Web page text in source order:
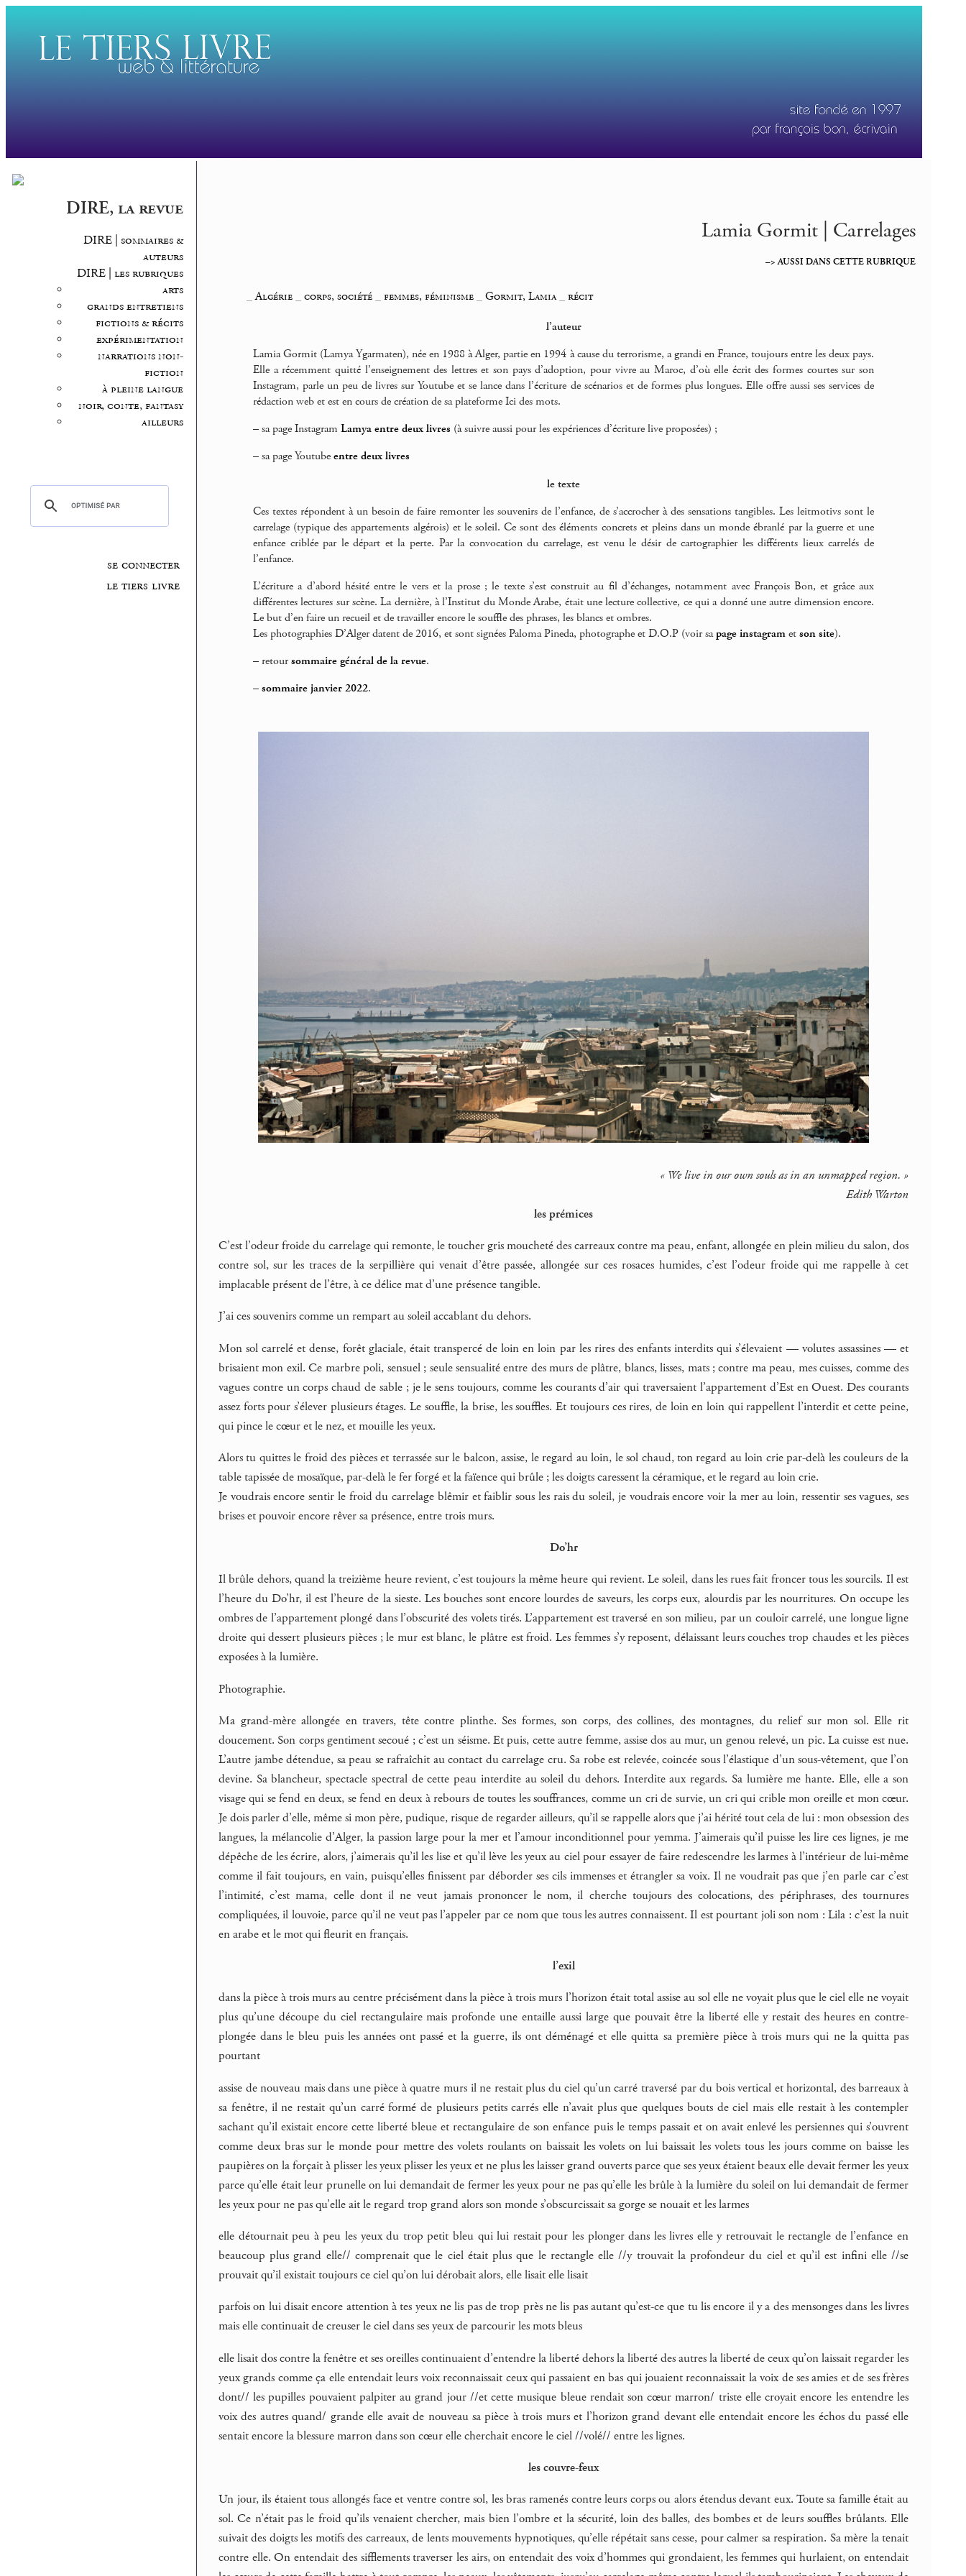
DIRE, la revue
DIRE | sommaires &
auteurs
DIRE | les rubriques
arts
grands entretiens
fictions & récits
expérimentation
narrations non-
fiction
à pleine langue
noir, conte, fantasy
ailleurs
se connecter
le tiers livre
Lamia Gormit | Carrelages
–> AUSSI DANS CETTE RUBRIQUE
_Algérie _corps, société _femmes, féminisme _Gormit, Lamia_récit
l’auteur
Lamia Gormit (Lamya Ygarmaten), née en 1988 à Alger, partie en 1994 à cause du terrorisme, a grandi en France, toujours entre les deux pays.
Elle a récemment quitté l’enseignement des lettres et son pays d’adoption, pour vivre au Maroc, d’où elle écrit des formes courtes sur son
Instagram, parle un peu de livres sur Youtube et se lance dans l’écriture de scénarios et de formes plus longues. Elle offre aussi ses services de
rédaction web et est en cours de création de sa plateforme Ici des mots.
–sa page Instagram Lamya entre deux livres (à suivre aussi pour les expériences d’écriture live proposées) ;
–sa page Youtubeentre deux livres
le texte
Ces textes répondent à un besoin de faire remonter les souvenirs de l’enfance, de s’accrocher à des sensations tangibles. Les leitmotivs sont le
carrelage (typique des appartements algérois) et le soleil. Ce sont des éléments concrets et pleins dans un monde ébranlé par la guerre et une
enfance criblée par le départ et la perte. Par la convocation du carrelage, est venu le désir de cartographier les différents lieux carrelés de
l’enfance.
L’écriture a d’abord hésité entre le vers et la prose ; le texte s’est construit au fil d’échanges, notamment avec François Bon, et grâce aux
différentes lectures sur scène. La dernière, à l’Institut du Monde Arabe, était une lecture collective, ce qui a donné une autre dimension encore.
Le but d’en faire un recueil et de travailler encore le souffle des phrases, les blancs et ombres.
Les photographies D’Alger datent de 2016, et sont signées Paloma Pineda, photographe et D.O.P (voir sapage instagrametson site).
–retoursommaire général de la revue.
–sommaire janvier 2022.
« We live in our own souls as in an unmapped region. »
Edith Warton
les prémices
C’est l’odeur froide du carrelage qui remonte, le toucher gris moucheté des carreaux contre ma peau, enfant, allongée en plein milieu du salon, dos
contre sol, sur les traces de la serpillière qui venait d’être passée, allongée sur ces rosaces humides, c’est l’odeur froide qui me rappelle à cet
implacable présent de l’être, à ce délice mat d’une présence tangible.
J’ai ces souvenirs comme un rempart au soleil accablant du dehors.
Mon sol carrelé et dense, forêt glaciale, était transpercé de loin en loin par les rires des enfants interdits qui s’élevaient — volutes assassines — et
brisaient mon exil. Ce marbre poli, sensuel ; seule sensualité entre des murs de plâtre, blancs, lisses, mats ; contre ma peau, mes cuisses, comme des
vagues contre un corps chaud de sable ; je le sens toujours, comme les courants d’air qui traversaient l’appartement d’Est en Ouest. Des courants
assez forts pour s’élever plusieurs étages. Le souffle, la brise, les souffles. Et toujours ces rires, de loin en loin qui rappellent l’interdit et cette peine,
qui pince le cœur et le nez, et mouille les yeux.
Alors tu quittes le froid des pièces et terrassée sur le balcon, assise, le regard au loin, le sol chaud, ton regard au loin crie par-delà les couleurs de la
table tapissée de mosaïque, par-delà le fer forgé et la faïence qui brûle ; les doigts caressent la céramique, et le regard au loin crie.
Je voudrais encore sentir le froid du carrelage blêmir et faiblir sous les rais du soleil, je voudrais encore voir la mer au loin, ressentir ses vagues, ses
brises et pouvoir encore rêver sa présence, entre trois murs.
Do’hr
Il brûle dehors, quand la treizième heure revient, c’est toujours la même heure qui revient. Le soleil, dans les rues fait froncer tous les sourcils. Il est
l’heure du Do’hr, il est l’heure de la sieste. Les bouches sont encore lourdes de saveurs, les corps eux, alourdis par les nourritures. On occupe les
ombres de l’appartement plongé dans l’obscurité des volets tirés. L’appartement est traversé en son milieu, par un couloir carrelé, une longue ligne
droite qui dessert plusieurs pièces ; le mur est blanc, le plâtre est froid. Les femmes s’y reposent, délaissant leurs couches trop chaudes et les pièces
exposées à la lumière.
Photographie.
Ma grand-mère allongée en travers, tête contre plinthe. Ses formes, son corps, des collines, des montagnes, du relief sur mon sol. Elle rit
doucement. Son corps gentiment secoué ; c’est un séisme. Et puis, cette autre femme, assise dos au mur, un genou relevé, un pic. La cuisse est nue.
L’autre jambe détendue, sa peau se rafraîchit au contact du carrelage cru. Sa robe est relevée, coincée sous l’élastique d’un sous-vêtement, que l’on
devine. Sa blancheur, spectacle spectral de cette peau interdite au soleil du dehors. Interdite aux regards. Sa lumière me hante. Elle, elle a son
visage qui se fend en deux, se fend en deux à rebours de toutes les souffrances, comme un cri de survie, un cri qui crible mon oreille et mon cœur.
Je dois parler d’elle, même si mon père, pudique, risque de regarder ailleurs, qu’il se rappelle alors que j’ai hérité tout cela de lui : mon obsession des
langues, la mélancolie d’Alger, la passion large pour la mer et l’amour inconditionnel pour yemma. J’aimerais qu’il puisse les lire ces lignes, je me
dépêche de les écrire, alors, j’aimerais qu’il les lise et qu’il lève les yeux au ciel pour essayer de faire redescendre les larmes à l’intérieur de lui-même
comme il fait toujours, en vain, puisqu’elles finissent par déborder ses cils immenses et étrangler sa voix. Il ne voudrait pas que j’en parle car c’est
l’intimité, c’est mama, celle dont il ne veut jamais prononcer le nom, il cherche toujours des colocations, des périphrases, des tournures
compliquées, il louvoie, parce qu’il ne veut pas l’appeler par ce nom que tous les autres connaissent. Il est pourtant joli son nom : Lila : c’est la nuit
en arabe et le mot qui fleurit en français.
l’exil
dans la pièce à trois murs au centre précisément dans la pièce à trois murs l’horizon était total assise au sol elle ne voyait plus que le ciel elle ne voyait
plus qu’une découpe du ciel rectangulaire mais profonde une entaille aussi large que pouvait être la liberté elle y restait des heures en contre-
plongée dans le bleu puis les années ont passé et la guerre, ils ont déménagé et elle quitta sa première pièce à trois murs qui ne la quitta pas
pourtant
assise de nouveau mais dans une pièce à quatre murs il ne restait plus du ciel qu’un carré traversé par du bois vertical et horizontal, des barreaux à
sa fenêtre, il ne restait qu’un carré formé de plusieurs petits carrés elle n’avait plus que quelques bouts de ciel mais elle restait à les contempler
sachant qu’il existait encore cette liberté bleue et rectangulaire de son enfance puis le temps passait et on avait enlevé les persiennes qui s’ouvrent
comme deux bras sur le monde pour mettre des volets roulants on baissait les volets on lui baissait les volets tous les jours comme on baisse les
paupières on la forçait à plisser les yeux plisser les yeux et ne plus les laisser grand ouverts parce que ses yeux étaient beaux elle devait fermer les yeux
parce qu’elle était leur prunelle on lui demandait de fermer les yeux pour ne pas qu’elle les brûle à la lumière du soleil on lui demandait de fermer
les yeux pour ne pas qu’elle ait le regard trop grand alors son monde s’obscurcissait sa gorge se nouait et les larmes
elle détournait peu à peu les yeux du trop petit bleu qui lui restait pour les plonger dans les livres elle y retrouvait le rectangle de l’enfance en
beaucoup plus grand elle// comprenait que le ciel était plus que le rectangle elle //y trouvait la profondeur du ciel et qu’il est infini elle //se
prouvait qu’il existait toujours ce ciel qu’on lui dérobait alors, elle lisait elle lisait
parfois on lui disait encore attention à tes yeux ne lis pas de trop près ne lis pas autant qu’est-ce que tu lis encore il y a des mensonges dans les livres
mais elle continuait de creuser le ciel dans ses yeux de parcourir les mots bleus
elle lisait dos contre la fenêtre et ses oreilles continuaient d’entendre la liberté dehors la liberté des autres la liberté de ceux qu’on laissait regarder les
yeux grands comme ça elle entendait leurs voix reconnaissait ceux qui passaient en bas qui jouaient reconnaissait la voix de ses amies et de ses frères
dont// les pupilles pouvaient palpiter au grand jour //et cette musique bleue rendait son cœur marron/ triste elle croyait encore les entendre les
voix des autres quand/ grande elle avait de nouveau sa pièce à trois murs et l’horizon grand devant elle entendait encore les échos du passé elle
sentait encore la blessure marron dans son cœur elle cherchait encore le ciel //volé// entre les lignes.
les couvre-feux
Un jour, ils étaient tous allongés face et ventre contre sol, les bras ramenés contre leurs corps ou alors étendus devant eux. Toute sa famille était au
sol. Ce n’était pas le froid qu’ils venaient chercher, mais bien l’ombre et la sécurité, loin des balles, des bombes et de leurs souffles brûlants. Elle
suivait des doigts les motifs des carreaux, de lents mouvements hypnotiques, qu’elle répétait sans cesse, pour calmer sa respiration. Sa mère la tenait
contre elle. On entendait des sifflements traverser les airs, on entendait des voix d’hommes qui grondaient, les femmes qui hurlaient, on entendait